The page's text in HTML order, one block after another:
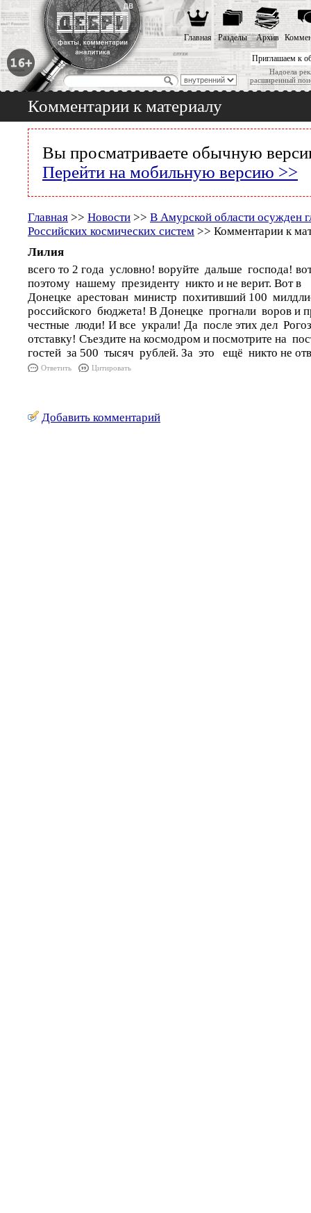
Приглашаем к
Надоела
расширенный
Главная Разделы Архив
Комментарии к материалу
Вы просматриваете обычную
Перейти на мобильную версию >>
Главная >> Новости >> В Амурской области осужден
Российских космических систем >> Комментарии к
Лилия
всего то 2 года условно! воруйте дальше господа!
поэтому нашему президенту никто и не верит. Вот в
Донецке арестован министр похитивший 100
российского бюджета! В Донецке прогнали воров и
честные люди! И все украли! Да после этих дел
отставку! Съездите на космодром и посмотрите на
гостей за 500 тысяч рублей. За это ещё никто не
Ответить Цитировать
Добавить комментарий